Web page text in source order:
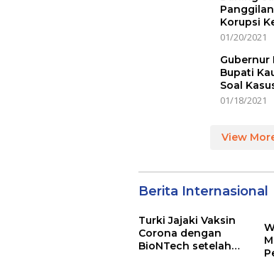
Panggilan
Korupsi
01/20/2021
Gubernur
Bupati
Soal
01/18/2021
View
Berita Internasional
Turki Jajaki Vaksin
Corona dengan
BioNTech setelah